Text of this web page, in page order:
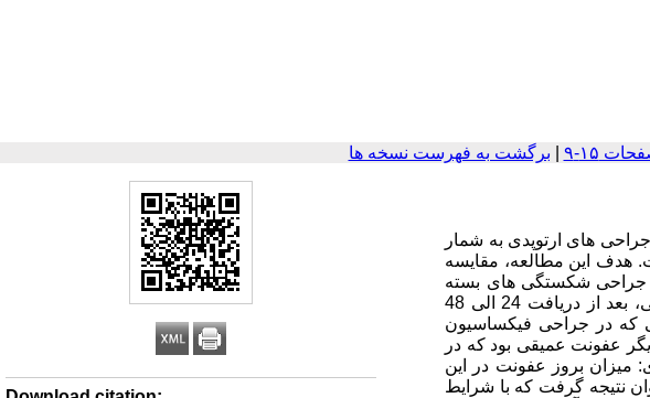
برگشت به فهرست نسخه ها
های ارتوپدی به شمار
هدف این مطالعه، مقایسه
در درمان جراحی شکستگی های بسته
است.مواد و روش: در یک مطالعه آینده نگر دوسوکور 210 بیمار با شکستگی های بسته پس از جراحی و ثبات داخلی، بعد از دریافت 24 الی 48
که در جراحی فیکساسیون
و مورد دیگر عفونت عمیقی بود که در
قرار داشت.بحث و نتیجه گیری: میزان بروز عفونت در این
24ساعته و 48 ساعته وجود نداشت. می توان نتیجه گرفت که با شرایط